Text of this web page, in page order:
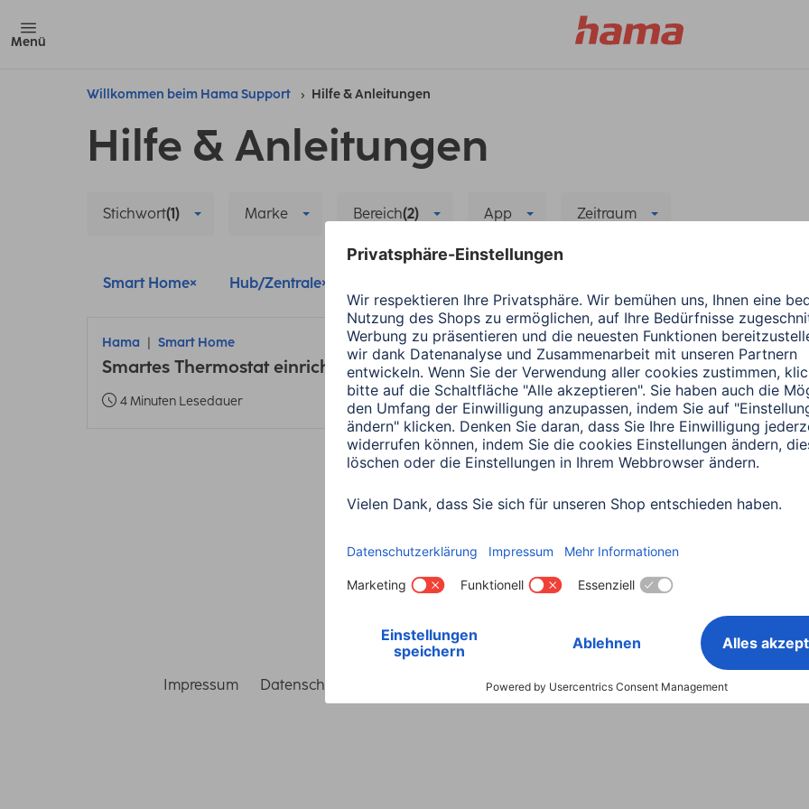
Menü
Willkommen beim Hama Support Hilfe & Anleitungen
Hilfe & Anleitungen
Stichwort(1) Marke Bereich(2) App Zeitraum
Smart Home Hub/Zentrale
Hama Smart Home
Smartes Thermostat einrichten: Anleitung
4 Minuten Lesedauer
Land wählen
Impressum Datenschutz Garantiebestimmungen Konformitätserklärungen